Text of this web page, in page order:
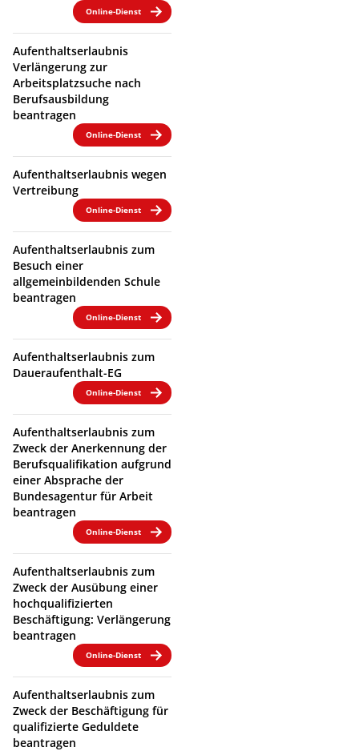
Online-Dienst
Aufenthaltserlaubnis
Verlängerung zur
Arbeitsplatzsuche nach
Berufsausbildung
beantragen
Online-Dienst
Aufenthaltserlaubnis wegen
Vertreibung
Online-Dienst
Aufenthaltserlaubnis zum
Besuch einer
allgemeinbildenden Schule
beantragen
Online-Dienst
Aufenthaltserlaubnis zum
Daueraufenthalt-EG
Online-Dienst
Aufenthaltserlaubnis zum
Zweck der Anerkennung der
Berufsqualifikation aufgrund
einer Absprache der
Bundesagentur für Arbeit
beantragen
Online-Dienst
Aufenthaltserlaubnis zum
Zweck der Ausübung einer
hochqualifizierten
Beschäftigung: Verlängerung
beantragen
Online-Dienst
Aufenthaltserlaubnis zum
Zweck der Beschäftigung für
qualifizierte Geduldete
beantragen